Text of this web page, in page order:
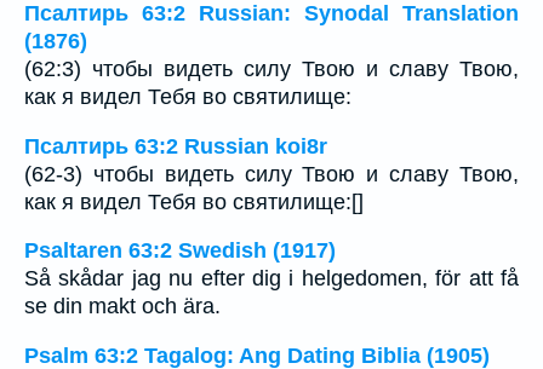
Псалтирь 63:2 Russian: Synodal Translation
(1876)
(62:3) чтобы видеть силу Твою и славу Твою,
как я видел Тебя во святилище:
Псалтирь 63:2 Russian koi8r
(62-3) чтобы видеть силу Твою и славу Твою,
как я видел Тебя во святилище:[]
Psaltaren 63:2 Swedish (1917)
Så skådar jag nu efter dig i helgedomen, för att få
se din makt och ära.
Psalm 63:2 Tagalog: Ang Dating Biblia (1905)